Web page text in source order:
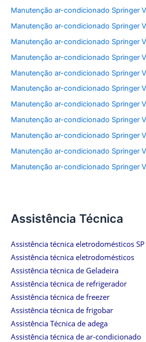
Manutenção ar-condicionado Springer
Manutenção ar-condicionado Springer
Manutenção ar-condicionado Springer
Manutenção ar-condicionado Springer
Manutenção ar-condicionado Springer
Manutenção ar-condicionado Springer
Manutenção ar-condicionado Springer
Manutenção ar-condicionado Springer
Manutenção ar-condicionado Springer
Manutenção ar-condicionado Springer
Manutenção ar-condicionado Springer
Assistência Técnica
Assistência técnica eletrodomésticos SP
Assistência técnica eletrodomésticos
Assistência técnica de Geladeira
Assistência técnica de refrigerador
Assistência técnica de freezer
Assistência técnica de frigobar
Assistência Técnica de adega
Assistência técnica de ar-condicionado